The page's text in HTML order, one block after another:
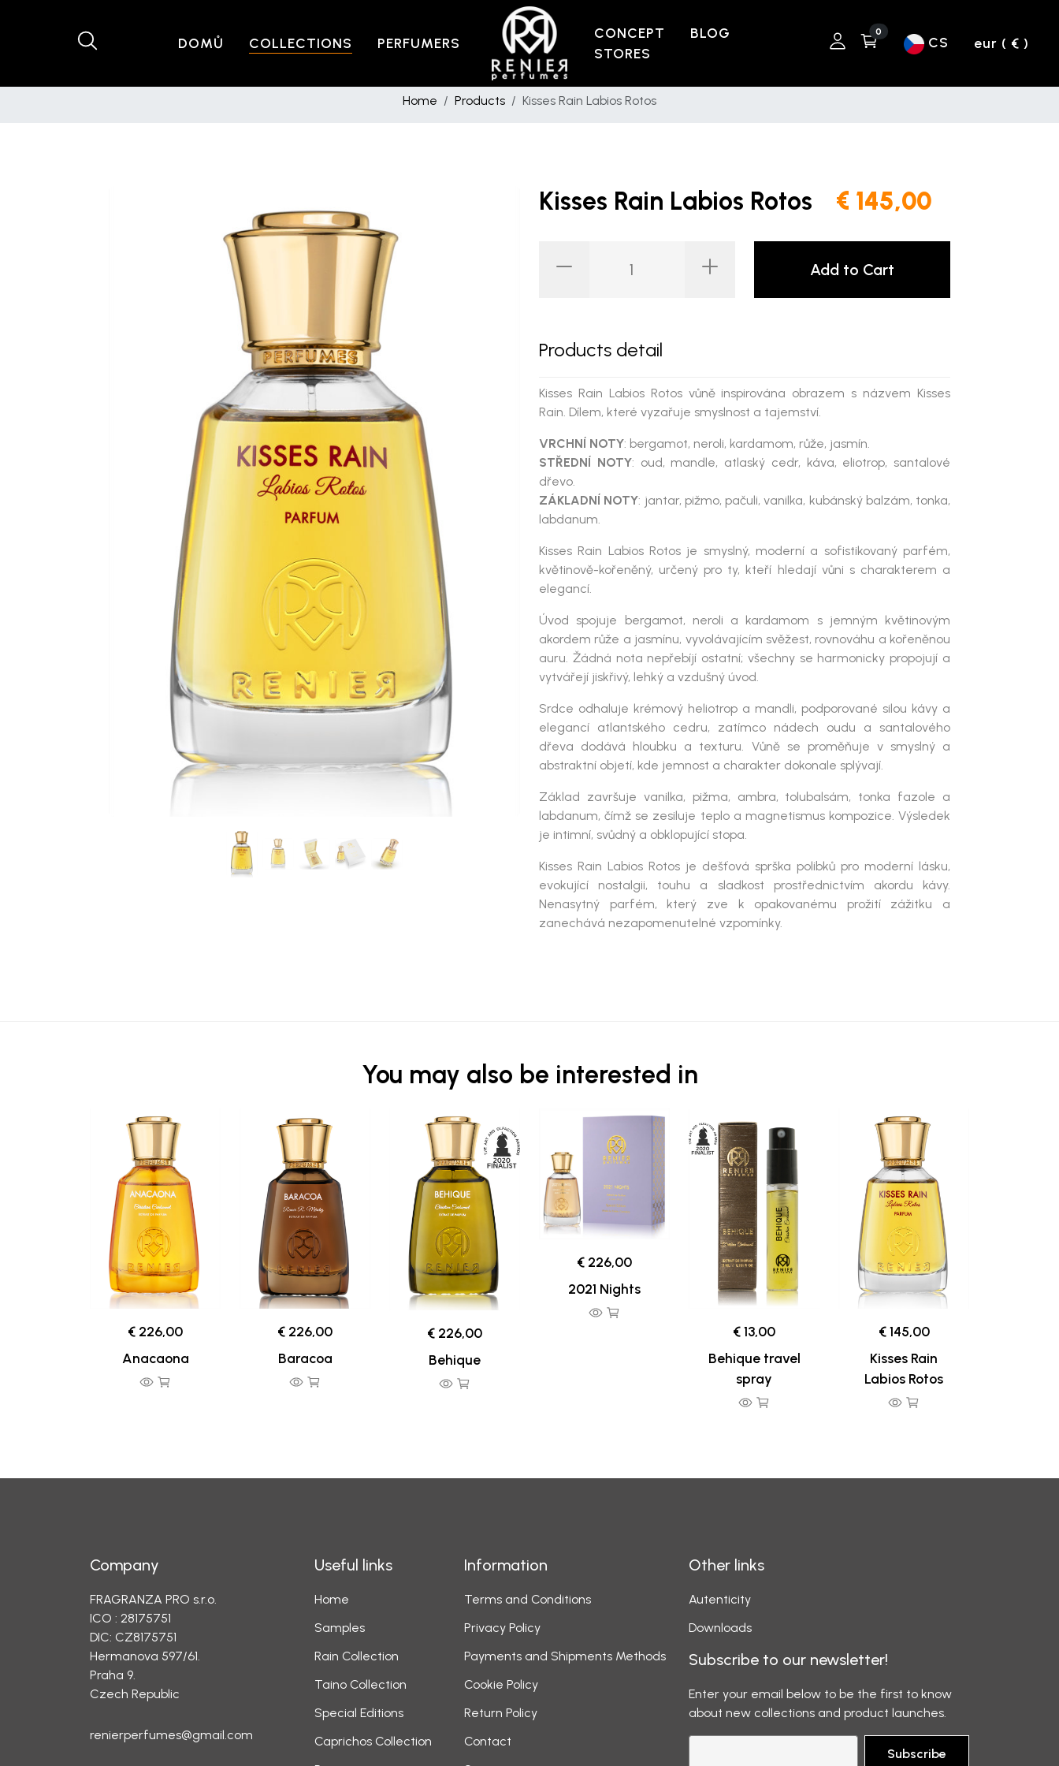
DOMŮ COLLECTIONS PERFUMERS
CONCEPT
BLOG
STORES
0
CS eur ( € )
Home Products Kisses Rain Labios Rotos
Kisses Rain Labios Rotos € 145,00
Add to Cart
Products detail
Kisses Rain Labios Rotos vůně inspirována obrazem s názvem Kisses
Rain. Dílem, které vyzařuje smyslnost a tajemství.
VRCHNÍ NOTY: bergamot, neroli, kardamom, růže, jasmín.
STŘEDNÍ NOTY: oud, mandle, atlaský cedr, káva, eliotrop, santalové
dřevo.
ZÁKLADNÍ NOTY: jantar, pižmo, pačuli, vanilka, kubánský balzám, tonka,
labdanum.
Kisses Rain Labios Rotos je smyslný, moderní a sofistikovaný parfém,
květinově-kořeněný, určený pro ty, kteří hledají vůni s charakterem a
elegancí.
Úvod spojuje bergamot, neroli a kardamom s jemným květinovým
akordem růže a jasmínu, vyvolávajícím svěžest, rovnováhu a kořeněnou
auru. Žádná nota nepřebíjí ostatní; všechny se harmonicky propojují a
vytvářejí jiskřivý, lehký a vzdušný úvod.
Srdce odhaluje krémový heliotrop a mandli, podporované silou kávy a
elegancí atlantského cedru, zatímco nádech oudu a santalového
dřeva dodává hloubku a texturu. Vůně se proměňuje v smyslný a
abstraktní objetí, kde jemnost a charakter dokonale splývají.
Základ završuje vanilka, pižma, ambra, tolubalsám, tonka fazole a
labdanum, čímž se zesiluje teplo a magnetismus kompozice. Výsledek
je intimní, svůdný a obklopující stopa.
Kisses Rain Labios Rotos je dešťová sprška polibků pro moderní lásku,
evokující nostalgii, touhu a sladkost prostřednictvím akordu kávy.
Nenasytný parfém, který zve k opakovanému prožití zážitku a
zanechává nezapomenutelné vzpomínky.
You may also be interested in
€ 226,00
Anacaona
€ 226,00
Baracoa
€ 226,00
Behique
€ 226,00
2021 Nights
€ 13,00
Behique travel
spray
€ 145,00
Kisses Rain
Labios Rotos
Company
FRAGRANZA PRO s.r.o.
ICO : 28175751
DIC: CZ8175751
Hermanova 597/61.
Praha 9.
Czech Republic
renierperfumes@gmail.com
Useful links
Home
Samples
Rain Collection
Taino Collection
Special Editions
Caprichos Collection
Information
Terms and Conditions
Privacy Policy
Payments and Shipments Methods
Cookie Policy
Return Policy
Contact
Other links
Autenticity
Downloads
Subscribe to our newsletter!
Enter your email below to be the first to know
about new collections and product launches.
Subscribe